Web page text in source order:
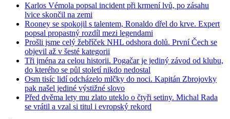
Karlos Vémola popsal incident při krmení lvů, po zásahu
lvice skončil na zemi
Rooney se spokojil s talentem, Ronaldo dřel do krve. Expert
popsal propastný rozdíl mezi legendami
Prošli jsme celý žebříček NHL odshora dolů. První Čech se
objevil až v šesté kategorii
Tři jména za celou historii. Pogačar je jediný závod od klubu,
do kterého se půl století nikdo nedostal
Osm tisíc lidí odcházelo mlčky do noci. Kapitán Zbrojovky
pak našel jediné výstižné slovo
Před dvěma lety mu zlato uteklo o čtyři setiny. Michal Rada
se vrátil a vzal si titul i evropský rekord